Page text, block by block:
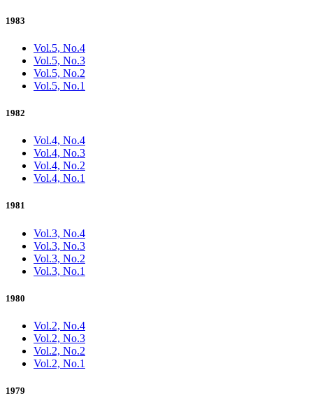
1983
Vol.5, No.4
Vol.5, No.3
Vol.5, No.2
Vol.5, No.1
1982
Vol.4, No.4
Vol.4, No.3
Vol.4, No.2
Vol.4, No.1
1981
Vol.3, No.4
Vol.3, No.3
Vol.3, No.2
Vol.3, No.1
1980
Vol.2, No.4
Vol.2, No.3
Vol.2, No.2
Vol.2, No.1
1979